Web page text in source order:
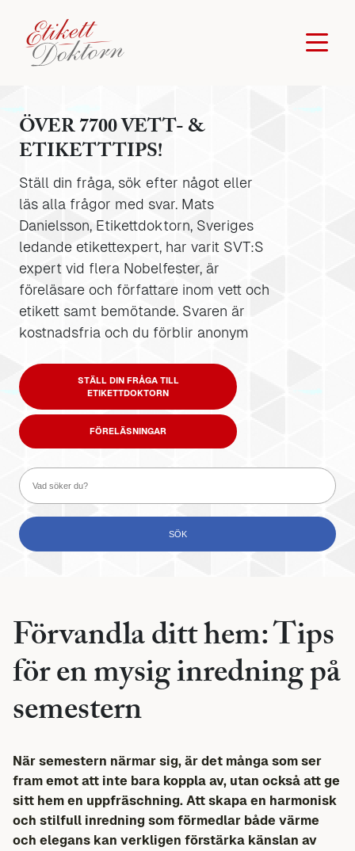
ÖVER 7700 VETT- &
ETIKETTTIPS!
Ställ din fråga, sök efter något eller
läs alla frågor med svar. Mats
Danielsson, Etikettdoktorn, Sveriges
ledande etikettexpert, har varit SVT:S
expert vid flera Nobelfester, är
föreläsare och författare inom vett och
etikett samt bemötande. Svaren är
kostnadsfria och du förblir anonym
STÄLL DIN FRÅGA TILL
ETIKETTDOKTORN
FÖRELÄSNINGAR
Förvandla ditt hem: Tips
för en mysig inredning på
semestern
När semestern närmar sig, är det många som ser
fram emot att inte bara koppla av, utan också att ge
sitt hem en uppfräschning. Att skapa en harmonisk
och stilfull inredning som förmedlar både värme
och elegans kan verkligen förstärka känslan av